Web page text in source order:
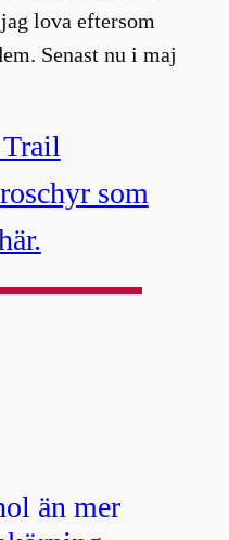
lova eftersom
Senast nu i maj
som
än mer